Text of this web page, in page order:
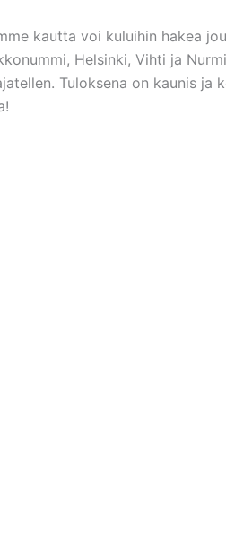
kautta voi kuluihin hakea
Helsinki, Vihti ja
Tuloksena on kaunis ja